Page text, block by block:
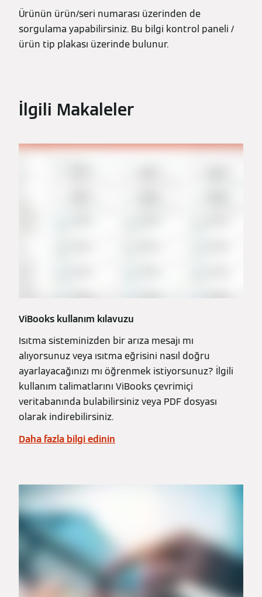
Ürünün ürün/seri numarası üzerinden de
sorgulama yapabilirsiniz. Bu bilgi kontrol paneli /
ürün tip plakası üzerinde bulunur.
İlgili Makaleler
ViBooks kullanım kılavuzu
Isıtma sisteminizden bir arıza mesajı mı
alıyorsunuz veya ısıtma eğrisini nasıl doğru
ayarlayacağınızı mı öğrenmek istiyorsunuz? İlgili
kullanım talimatlarını ViBooks çevrimiçi
veritabanında bulabilirsiniz veya PDF dosyası
olarak indirebilirsiniz.
Daha fazla bilgi edinin